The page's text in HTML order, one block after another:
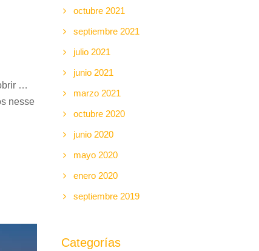
…
nesse
octubre 2021
septiembre 2021
julio 2021
junio 2021
marzo 2021
octubre 2020
junio 2020
mayo 2020
enero 2020
septiembre 2019
Categorías